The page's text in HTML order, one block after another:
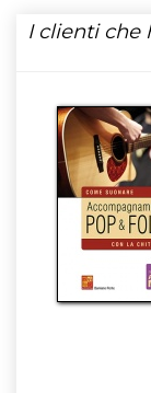
I clienti che